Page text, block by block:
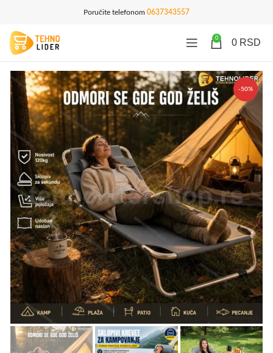
Poručite telefonom 0637343557
0 0 RSD
-50%